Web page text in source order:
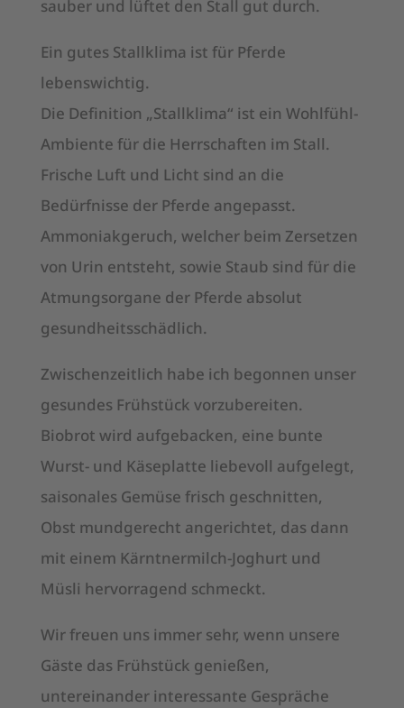
sauber und lüftet den Stall gut durch.
Ein gutes Stallklima ist für Pferde
lebenswichtig.
Die Definition „Stallklima“ ist ein Wohlfühl-
Ambiente für die Herrschaften im Stall.
Frische Luft und Licht sind an die
Bedürfnisse der Pferde angepasst.
Ammoniakgeruch, welcher beim Zersetzen
von Urin entsteht, sowie Staub sind für die
Atmungsorgane der Pferde absolut
gesundheitsschädlich.
Zwischenzeitlich habe ich begonnen unser
gesundes Frühstück vorzubereiten.
Biobrot wird aufgebacken, eine bunte
Wurst- und Käseplatte liebevoll aufgelegt,
saisonales Gemüse frisch geschnitten,
Obst mundgerecht angerichtet, das dann
mit einem Kärntnermilch-Joghurt und
Müsli hervorragend schmeckt.
Wir freuen uns immer sehr, wenn unsere
Gäste das Frühstück genießen,
untereinander interessante Gespräche